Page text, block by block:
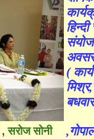
, सरोज सोनी
(